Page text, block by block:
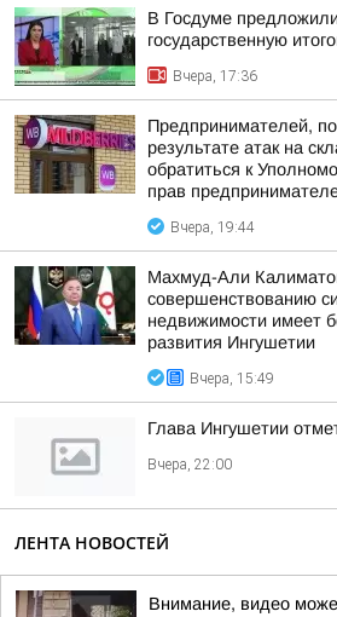
В Госдуме
государственную
Вчера, 17:36
Предпринимателей,
результате атак на
обратиться к
прав
Вчера, 19:44
Махмуд-Али
совершенствованию
недвижимости имеет
развития Ингушетии
Вчера, 15:49
Глава Ингушетии
Вчера, 22:00
ЛЕНТА НОВОСТЕЙ
Внимание, видео